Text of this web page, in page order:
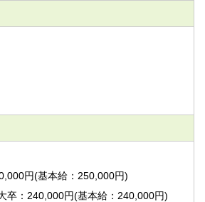
円(基本給：250,000円)
卒：240,000円(基本給：240,000円)